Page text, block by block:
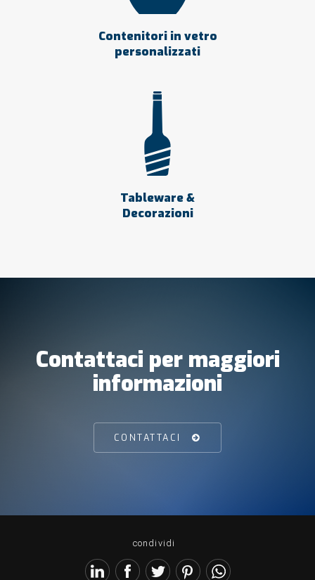
Contenitori in vetro
personalizzati
Tableware &
Decorazioni
Contattaci per maggiori
informazioni
CONTATTACI
condividi